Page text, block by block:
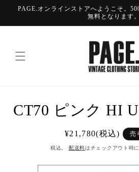
ンツに
PAGE.オンラインストアへようこそ。
無料となります。
報にス
CT70 ピンク HI
通
常
¥21,780(税込) 売
税込。 配送料はチェックアウト時